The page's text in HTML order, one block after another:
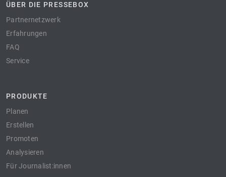
ÜBER DIE PRESSEBOX
Partnernetzwerk
Erfahrungen
FAQ
Service
PRODUKTE
Planen
Erstellen
Promoten
Analysieren
Für Journalist:innen